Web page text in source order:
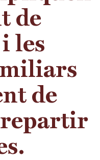
de
les
de
repartir